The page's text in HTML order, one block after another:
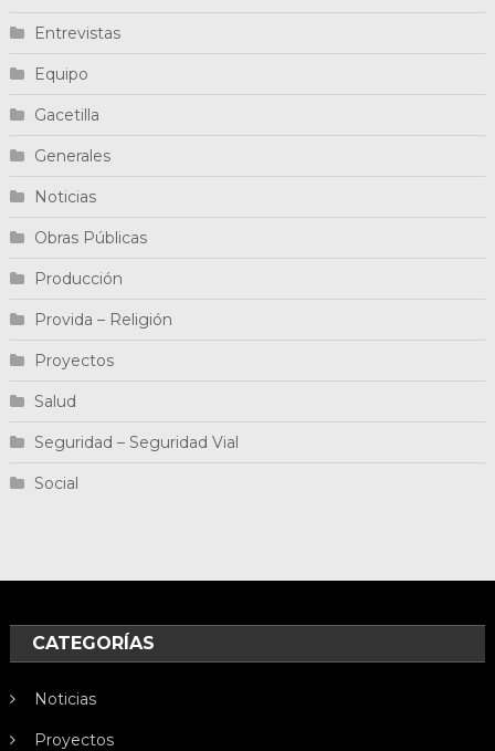
Entrevistas
Equipo
Gacetilla
Generales
Noticias
Obras Públicas
Producción
Provida – Religión
Proyectos
Salud
Seguridad – Seguridad Vial
Social
CATEGORÍAS
Noticias
Proyectos